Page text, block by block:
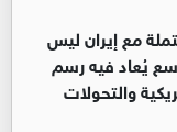
مع إيران ليس
يُعاد فيه رسم
والتحولات